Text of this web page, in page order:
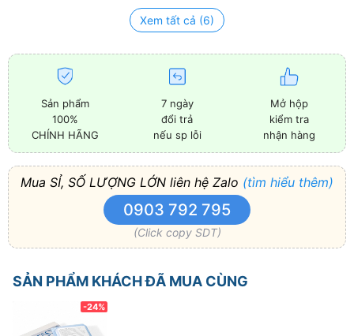
Xem tất cả (6)
Sản phẩm
100%
CHÍNH HÃNG
7 ngày
đổi trả
nếu sp lỗi
Mở hộp
kiểm tra
nhận hàng
Mua SỈ, SỐ LƯỢNG LỚN liên hệ Zalo (tìm hiểu thêm)
0903 792 795
(Click copy SDT)
SẢN PHẨM KHÁCH ĐÃ MUA CÙNG
-24%